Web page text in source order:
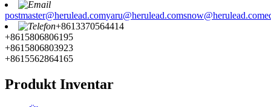
postmaster@herulead.comyaru@herulead.comsnow@herulead.com
+8613370564414
+8615806806195
+8615806803923
+8615562864165
Produkt Inventar